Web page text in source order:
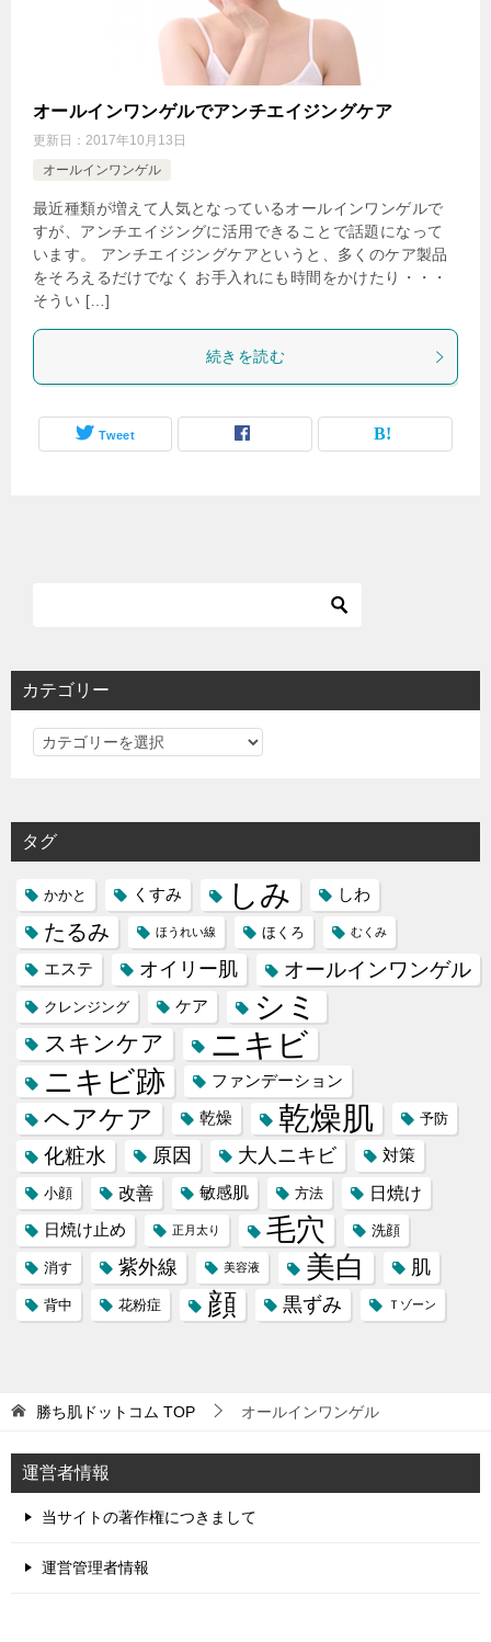
オールインワンゲルでアンチエイジングケア
更新日： 2017年10月13日
オールインワンゲル
最近種類が増えて人気となっているオールインワンゲルで
すが、アンチエイジングに活用できることで話題になって
います。 アンチエイジングケアというと、多くのケア製品
をそろえるだけでなく お手入れにも時間をかけたり・・・
そうい […]
続きを読む
Tweet
カテゴリー
カ
リ
ー
タグ
かかと くすみ しみ しわ
たるみ ほうれい線 ほくろ むくみ
エステ オイリー肌 オールインワンゲル
クレンジング ケア シミ
スキンケア ニキビ
ニキビ跡 ファンデーション
ヘアケア 乾燥 乾燥肌 予防
化粧水 原因 大人ニキビ 対策
小顔 改善 敏感肌 方法 日焼け
日焼け止め 正月太り 毛穴 洗顔
消す 紫外線 美容液 美白 肌
背中 花粉症 顔 黒ずみ Ｔゾーン
勝ち肌ドットコム TOP オールインワンゲル
運営者情報
当サイトの著作権につきまして
運営管理者情報